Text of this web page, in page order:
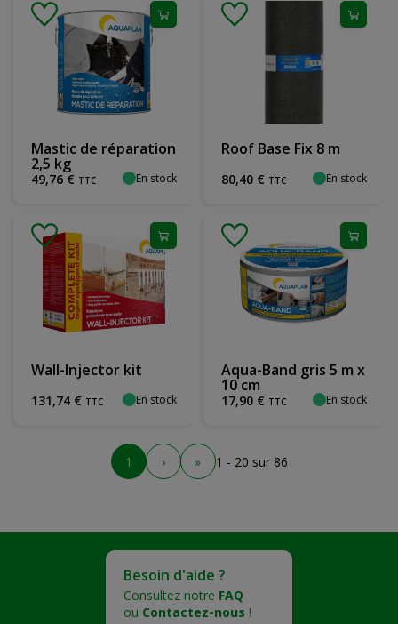
Mastic de réparation
2,5 kg
49,76 € TTC En stock
Roof Base Fix 8 m
80,40 € TTC En stock
Wall-Injector kit
131,74 € TTC En stock
Aqua-Band gris 5 m x
10 cm
17,90 € TTC En stock
1 › » 1 - 20 sur 86
Besoin d'aide ?
Consultez notre FAQ
ou Contactez-nous !